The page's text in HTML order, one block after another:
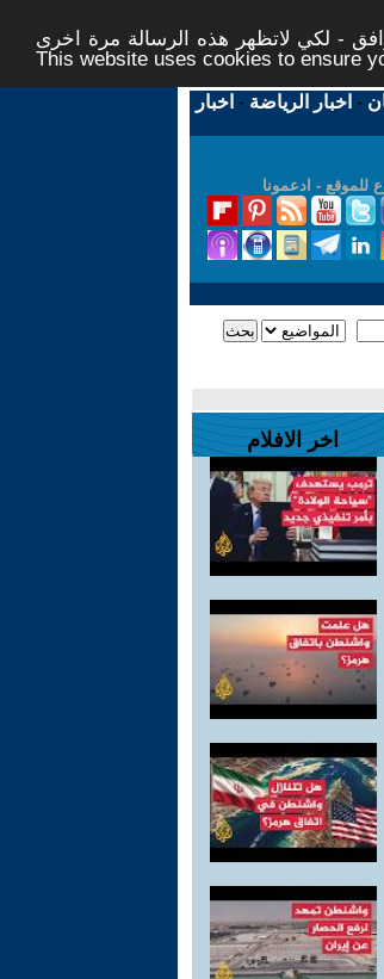
- لكي لاتظهر هذه الرسالة مرة اخرى -
This website uses cookies to ensure
- اخبار الرياضة - اخبار
للموقع - ادعمونا
اخر الافلام